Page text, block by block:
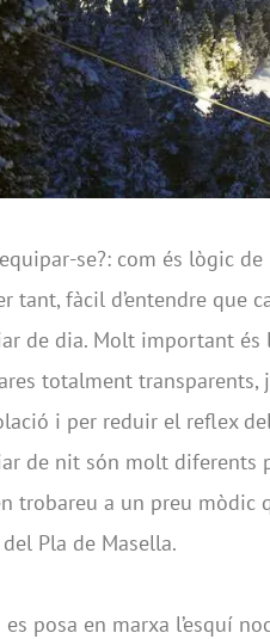
se?: com és lògic
tant, fàcil d’entendre que
de dia. Molt important
totalment
i per reduir el reflex
de nit són molt diferents
trobareu a un preu mòdic
Pla de Masella.
es posa en marxa l’esquí